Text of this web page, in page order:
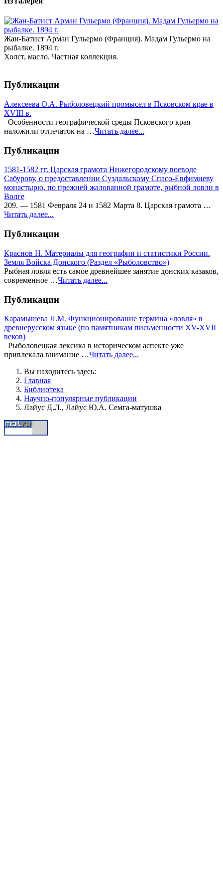
Жан-Батист Арман Гульермо (Франция). Мадам Гульермо на
рыбалке. 1894 г.
Холст, масло. Частная коллекция.
Публикации
Алексеева О.А. Рыболовецкий промысел в Псковском крае в
XVIII в.
Особенности географической среды Псковского края
наложили отпечаток на …Читать далее...
Публикации
1581-1582 гг. Царская грамота Нижегородскому воеводе
Сабурову, о предоставлении Суздальскому Спасо-Евфимиеву
монастырю, по прежней жалованной грамоте, рыбной ловли в
Волге
209. — 1581 Февраля 24 и 1582 Марта 8. Царская грамота …
Читать далее...
Публикации
Краснов Н. Материалы для географии и статистики России.
Земля Войска Донского (Раздел «Рыболовство»)
Рыбная ловля есть самое древнейшее занятие донских казаков,
современное …Читать далее...
Публикации
Карамышева Л.М. Функционирование термина «ловля» в
древнерусском языке (по памятникам письменности XV-XVII
веков)
Рыболовецкая лексика в историческом аспекте уже
привлекала внимание …Читать далее...
Вы находитесь здесь:
Главная
Библиотека
Научно-популярные публикации
Лайус Д.Л., Лайус Ю.А. Семга-матушка